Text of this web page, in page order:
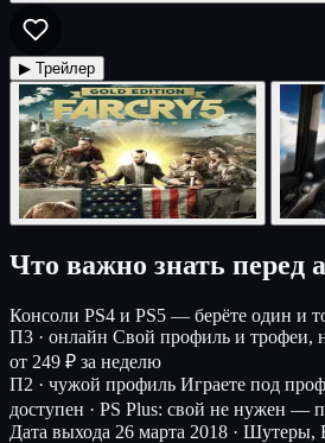
▶ Трейлер
Что важно знать перед
Консоли PS4 и PS5 — берёте один и
П3 · онлайн Свой профиль и трофеи,
от 249 ₽ за неделю
П2 · чужой профиль Играете под
доступен · PS Plus: свой не нужен —
Дата выхода 26 марта 2018 · Шутеры,